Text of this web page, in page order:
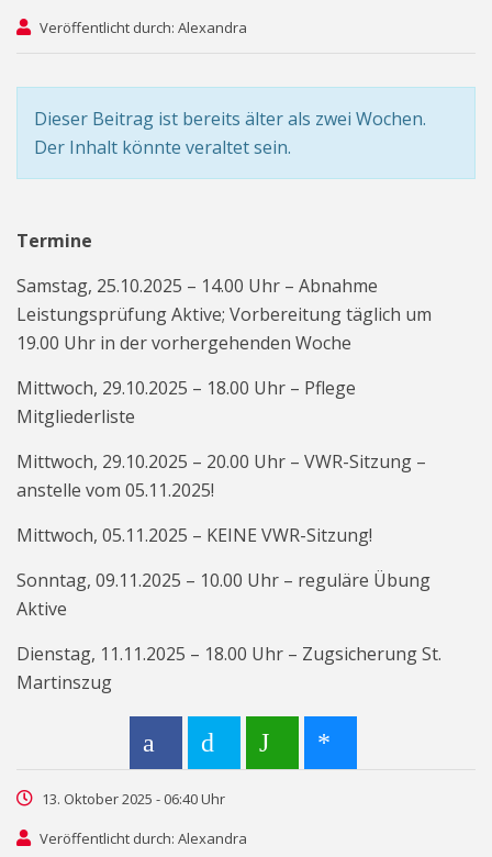
Veröffentlicht durch: Alexandra
Dieser Beitrag ist bereits älter als zwei Wochen.
Der Inhalt könnte veraltet sein.
Termine
Samstag, 25.10.2025 – 14.00 Uhr – Abnahme
Leistungsprüfung Aktive; Vorbereitung täglich um
19.00 Uhr in der vorhergehenden Woche
Mittwoch, 29.10.2025 – 18.00 Uhr – Pflege
Mitgliederliste
Mittwoch, 29.10.2025 – 20.00 Uhr – VWR-Sitzung –
anstelle vom 05.11.2025!
Mittwoch, 05.11.2025 – KEINE VWR-Sitzung!
Sonntag, 09.11.2025 – 10.00 Uhr – reguläre Übung
Aktive
Dienstag, 11.11.2025 – 18.00 Uhr – Zugsicherung St.
Martinszug
13. Oktober 2025 - 06:40 Uhr
Veröffentlicht durch: Alexandra